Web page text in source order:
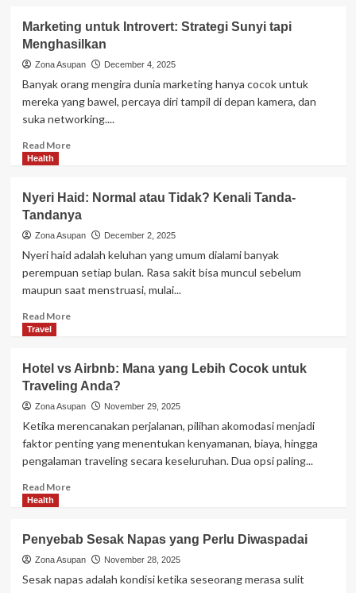
Marketing:
Teknik
Halus
Tanpa
Terlihat
Jualan
Marketing untuk Introvert: Strategi Sunyi tapi
Menghasilkan
Zona Asupan December 4, 2025
Banyak orang mengira dunia marketing hanya cocok untuk
mereka yang bawel, percaya diri tampil di depan kamera, dan
suka networking....
Read MoreRead
untuk
Introvert:
Strategi
Sunyi
Menghasilkan
Health
Nyeri Haid: Normal atau Tidak? Kenali Tanda-
Tandanya
Zona Asupan December 2, 2025
Nyeri haid adalah keluhan yang umum dialami banyak
perempuan setiap bulan. Rasa sakit bisa muncul sebelum
maupun saat menstruasi, mulai...
Read MoreRead
Haid:
Normal
atau
Tanda-
Tandanya
Travel
Hotel vs Airbnb: Mana yang Lebih Cocok untuk
Traveling Anda?
Zona Asupan November 29, 2025
Ketika merencanakan perjalanan, pilihan akomodasi menjadi
faktor penting yang menentukan kenyamanan, biaya, hingga
pengalaman traveling secara keseluruhan. Dua opsi paling...
Read MoreRead
vs
Airbnb:
Mana
Health
Penyebab Sesak Napas yang Perlu Diwaspadai
Zona Asupan November 28, 2025
Sesak napas adalah kondisi ketika seseorang merasa sulit